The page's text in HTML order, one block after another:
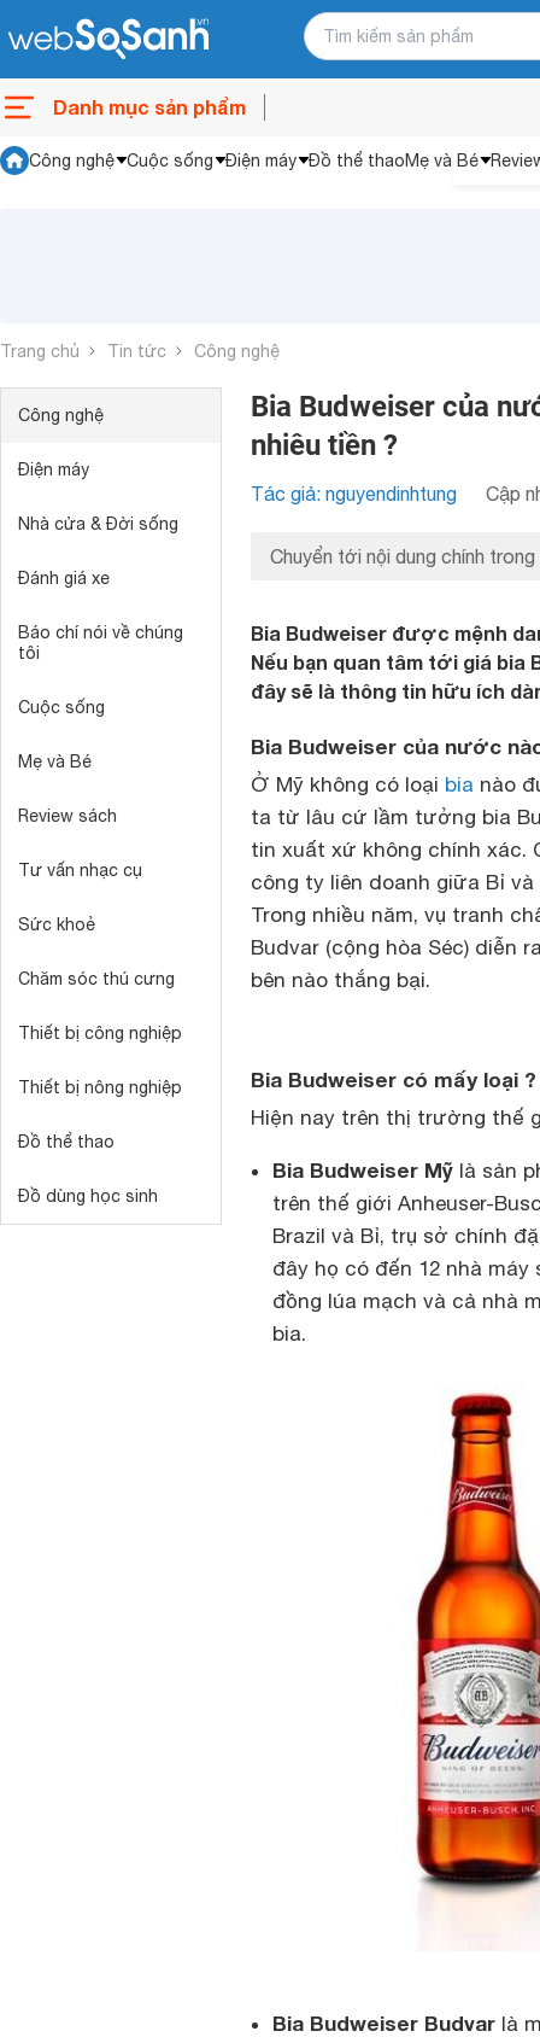
Danh mục sản phẩm
Công nghệ Cuộc sống Điện máy Đồ thể thaoMẹ và Bé
Trang chủ Tin tức Công nghệ
Công nghệ
Điện máy
Nhà cửa & Đời sống
Đánh giá xe
Báo chí nói về chúng
tôi
Cuộc sống
Mẹ và Bé
Review sách
Tư vấn nhạc cụ
Sức khoẻ
Chăm sóc thú cưng
Thiết bị công nghiệp
Thiết bị nông nghiệp
Đồ thể thao
Đồ dùng học sinh
Bia Budweiser của
nhiêu tiền ?
Tác giả: nguyendinhtung Cập
Chuyển tới nội dung chính trong
Bia Budweiser được mệnh
Nếu bạn quan tâm tới giá bia
đây sẽ là thông tin hữu ích
Bia Budweiser của nước
Ở Mỹ không có loại bia nào
ta từ lâu cứ lầm tưởng bia
tin xuất xứ không chính xác.
công ty liên doanh giữa Bỉ
Trong nhiều năm, vụ tranh
Budvar (cộng hòa Séc) diễn
bên nào thắng bại.
Bia Budweiser có mấy loại
Hiện nay trên thị trường thế
Bia Budweiser Mỹ là sản
trên thế giới Anheuser-
Brazil và Bỉ, trụ sở chính
đây họ có đến 12 nhà
đồng lúa mạch và cả nhà
bia.
Bia Budweiser Budvar là